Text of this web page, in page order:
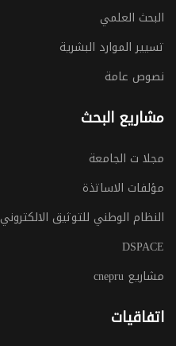
البحث العلمي
تسيير الموارد البشرية
نصوص عامة
مشاريع البحث
مجلا ت الجامعة
مؤلفات الاساتذة
النظام الوطني للتوثيق الالكتروني
DSPACE
مشاريع cnepru
اتفاقيات